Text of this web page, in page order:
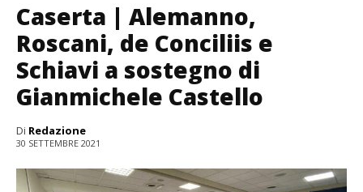
Caserta | Alemanno,
Roscani, de Conciliis e
Schiavi a sostegno di
Gianmichele Castello
Di Redazione
30 SETTEMBRE 2021